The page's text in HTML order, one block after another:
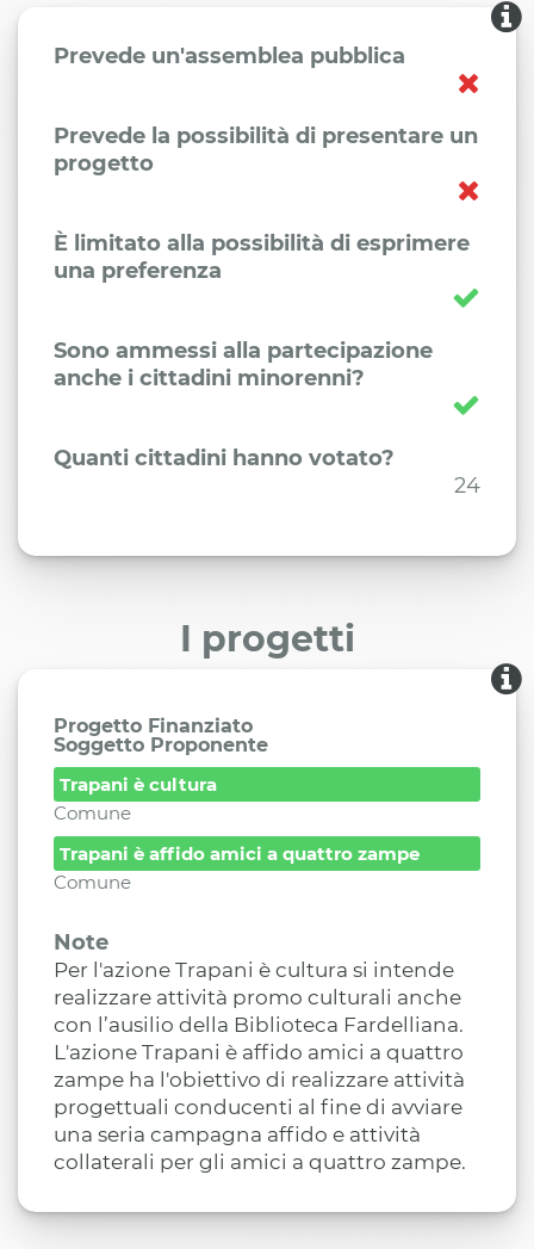
Prevede un'assemblea pubblica
Prevede la possibilità di presentare un
progetto
È limitato alla possibilità di esprimere
una preferenza
Sono ammessi alla partecipazione
anche i cittadini minorenni?
Quanti cittadini hanno votato?
24
I progetti
Progetto Finanziato
Soggetto Proponente
Trapani è cultura
Comune
Trapani è affido amici a quattro zampe
Comune
Note
Per l'azione Trapani è cultura si intende
realizzare attività promo culturali anche
con l’ausilio della Biblioteca Fardelliana.
L'azione Trapani è affido amici a quattro
zampe ha l'obiettivo di realizzare attività
progettuali conducenti al fine di avviare
una seria campagna affido e attività
collaterali per gli amici a quattro zampe.